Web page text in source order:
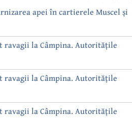
apei în cartierele Muscel și
ravagii la Câmpina. Autoritățile
ravagii la Câmpina. Autoritățile
ravagii la Câmpina. Autoritățile